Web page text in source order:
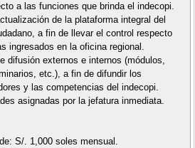
a las funciones que brinda el indecopi.
de la plataforma integral del
a fin de llevar el control respecto
ingresados en la oficina regional.
difusión externos e internos (módulos,
etc.), a fin de difundir los
y las competencias del indecopi.
asignadas por la jefatura inmediata.
S/. 1,000 soles mensual.